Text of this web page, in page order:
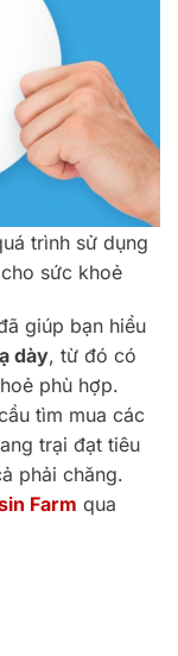
trình sử dụng
sức khoẻ
giúp bạn hiểu
dày, từ đó có
phù hợp.
tìm mua các
trại đạt tiêu
phải chăng.
Farm qua